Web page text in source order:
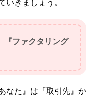
いきましょう。
『ファクタリング
なた』は『取引先』か